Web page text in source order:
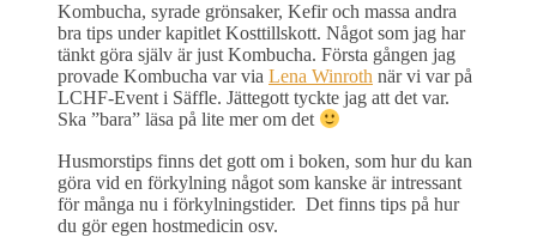
Kombucha, syrade grönsaker, Kefir och massa andra
bra tips under kapitlet Kosttillskott. Något som jag har
tänkt göra själv är just Kombucha. Första gången jag
provade Kombucha var via Lena Winroth när vi var på
LCHF-Event i Säffle. Jättegott tyckte jag att det var.
Ska ”bara” läsa på lite mer om det
Husmorstips finns det gott om i boken, som hur du kan
göra vid en förkylning något som kanske är intressant
för många nu i förkylningstider. Det finns tips på hur
du gör egen hostmedicin osv.